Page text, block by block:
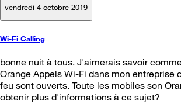
vendredi 4 octobre 2019
Wi-Fi Calling
bonne nuit à tous. J'aimerais savoir
Orange Appels Wi-Fi dans mon entreprise
feu sont ouverts. Toute les mobiles son
obtenir plus d'informations à ce sujet?